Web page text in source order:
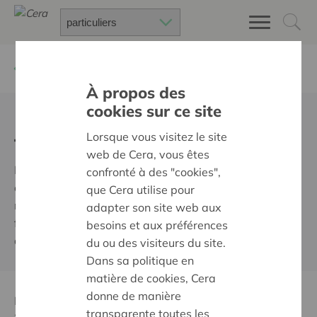
Écoutez notre podcast
familial
Le Géant qui rétrécit est un podcast émouvant, à
écouter en famille, pour aborder l’impact des maladies
neuro-évolutives : la diminution progressive des
facultés, le difficile chemin de l'acceptation et la force
d’être porté par les autres.
Peu de gens connaissent le géant Aloïs. C’est normal :
À propos des
cookies sur ce site
Lorsque vous visitez le site
web de Cera, vous êtes
confronté à des "cookies",
que Cera utilise pour
adapter son site web aux
besoins et aux préférences
du ou des visiteurs du site.
Dans sa politique en
matière de cookies, Cera
donne de manière
transparente toutes les